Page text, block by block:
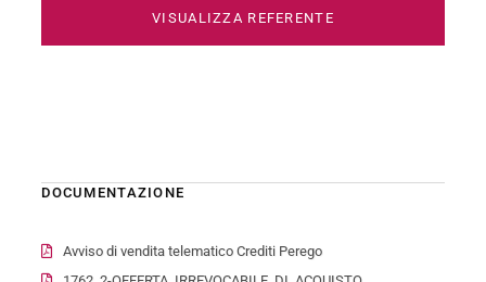
VISUALIZZA REFERENTE
DOCUMENTAZIONE
Avviso di vendita telematico Crediti Perego